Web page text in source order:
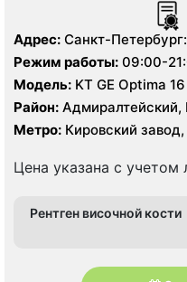
Адрес: Санкт-
Режим работы: 09:00-
Модель: KT GE Optima
аппарат
Район: Адмиралтейский,
Метро: Кировский
Цена указана с учетом
Рентген височной кости